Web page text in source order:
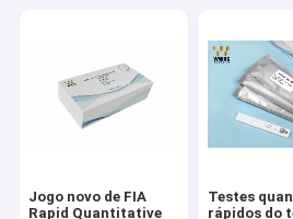
Jogo novo de FIA
Rapid Quantitative
Testes
rápidos do